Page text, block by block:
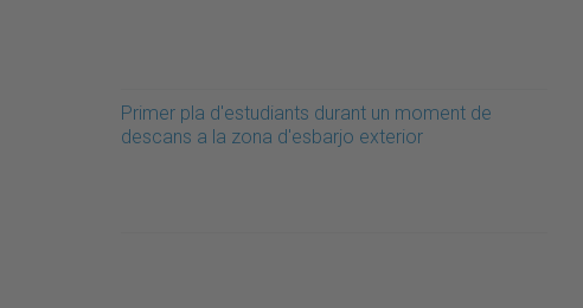
Primer pla d'estudiants durant un moment de
descans a la zona d'esbarjo exterior